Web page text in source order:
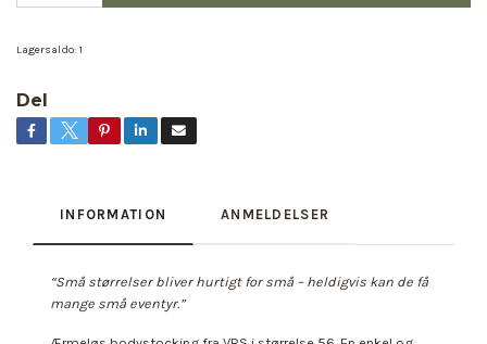
Lagersaldo: 1
Del
INFORMATION ANMELDELSER
“Små størrelser bliver hurtigt for små – heldigvis kan de få
mange små eventyr.”